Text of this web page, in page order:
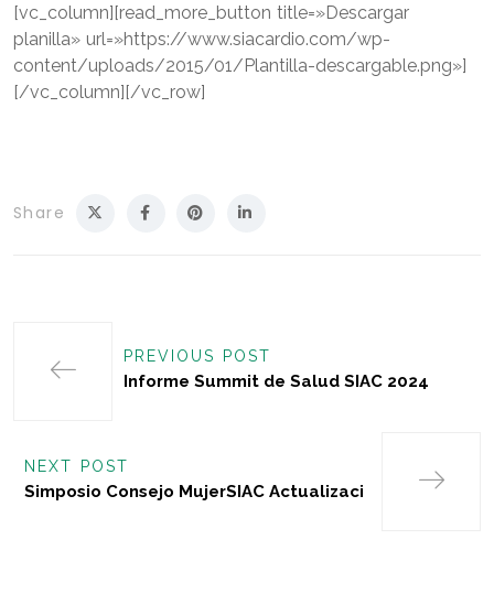
[vc_column][read_more_button title=»Descargar
planilla» url=»https://www.siacardio.com/wp-
content/uploads/2015/01/Plantilla-descargable.png»]
[/vc_column][/vc_row]
Share
PREVIOUS POST
Informe Summit de Salud SIAC 2024
NEXT POST
Simposio Consejo MujerSIAC Actualizaci